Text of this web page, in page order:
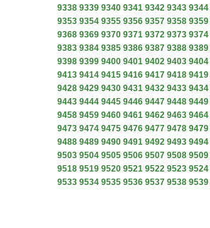
9338 9339 9340 9341 9342 9343 9344
9353 9354 9355 9356 9357 9358 9359
9368 9369 9370 9371 9372 9373 9374
9383 9384 9385 9386 9387 9388 9389
9398 9399 9400 9401 9402 9403 9404
9413 9414 9415 9416 9417 9418 9419
9428 9429 9430 9431 9432 9433 9434
9443 9444 9445 9446 9447 9448 9449
9458 9459 9460 9461 9462 9463 9464
9473 9474 9475 9476 9477 9478 9479
9488 9489 9490 9491 9492 9493 9494
9503 9504 9505 9506 9507 9508 9509
9518 9519 9520 9521 9522 9523 9524
9533 9534 9535 9536 9537 9538 9539